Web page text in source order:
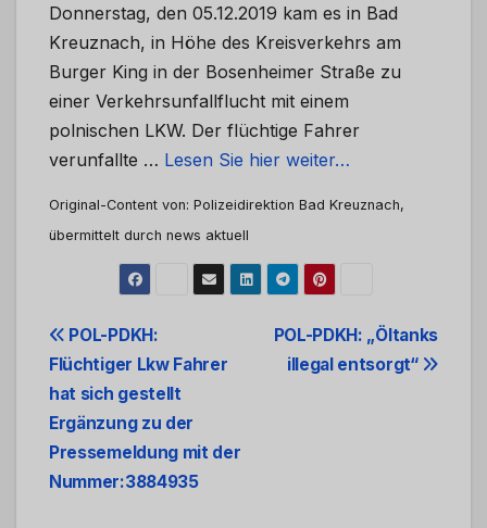
Donnerstag, den 05.12.2019 kam es in Bad
Kreuznach, in Höhe des Kreisverkehrs am
Burger King in der Bosenheimer Straße zu
einer Verkehrsunfallflucht mit einem
polnischen LKW. Der flüchtige Fahrer
verunfallte … Lesen Sie hier weiter…
Original-Content von: Polizeidirektion Bad Kreuznach,
übermittelt durch news aktuell
Beitrags-
Navigation
POL-PDKH: „Öltanks
illegal entsorgt“
POL-PDKH:
Flüchtiger Lkw Fahrer
hat sich gestellt
Ergänzung zu der
Pressemeldung mit der
Nummer:3884935